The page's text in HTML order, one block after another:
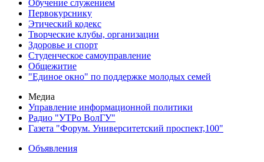
Обучение служением
Первокурснику
Этический кодекс
Творческие клубы, организации
Здоровье и спорт
Студенческое самоуправление
Общежитие
"Единое окно" по поддержке молодых семей
Медиа
Управление информационной политики
Радио "УТРо ВолГУ"
Газета "Форум. Университетский проспект,100"
Объявления